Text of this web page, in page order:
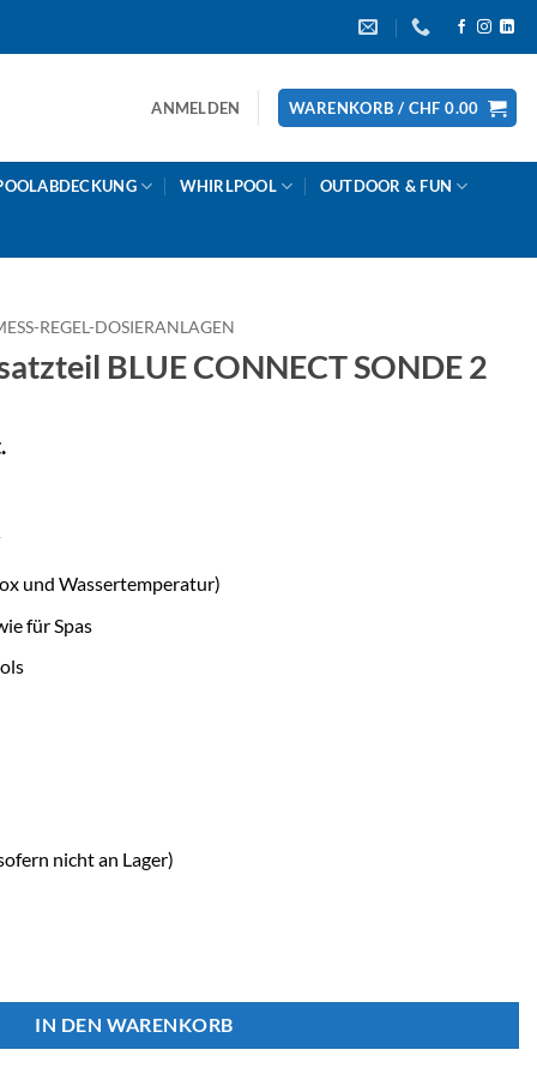
ANMELDEN WARENKORB / CHF 0.00
WHIRLPOOL OUTDOOR & FUN
REGEL-DOSIERANLAGEN
BLUE CONNECT SONDE 2
und Wassertemperatur)
für Spas
nicht an Lager)
IN DEN WARENKORB